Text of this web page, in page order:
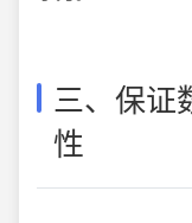
三、保证
性